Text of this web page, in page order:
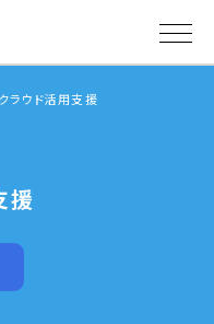
ラウド活用支援
援